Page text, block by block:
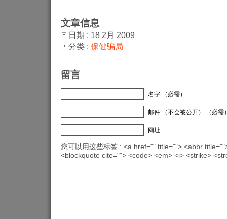
文章信息
日期 : 18 2月 2009
分类 : 保健骗局
留言
名字 （必需）
邮件 （不会被公开） （必需
网址
您可以用这些标签 : <a href="" title=""> <abbr
<blockquote cite=""> <code> <em> <i> <strike>